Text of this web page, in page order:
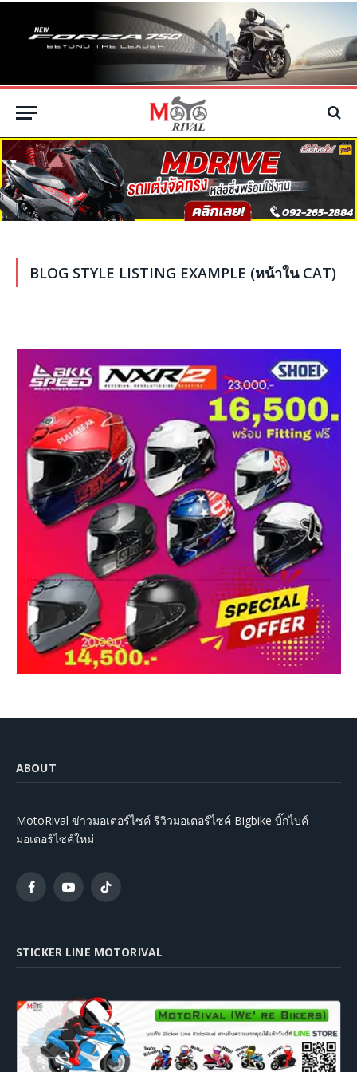
BLOG STYLE LISTING EXAMPLE (หน้าใน CAT)
ABOUT
MotoRival ข่าวมอเตอร์ไซค์ รีวิวมอเตอร์ไซค์ Bigbike บิ๊กไบค์
มอเตอร์ไซค์ใหม่
FacebookYouTubeTikTok
STICKER LINE MOTORIVAL